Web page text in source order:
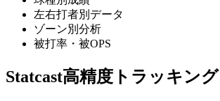
左右打者別データ
ゾーン別分析
被打率・被OPS
Statcast高精度トラッキング